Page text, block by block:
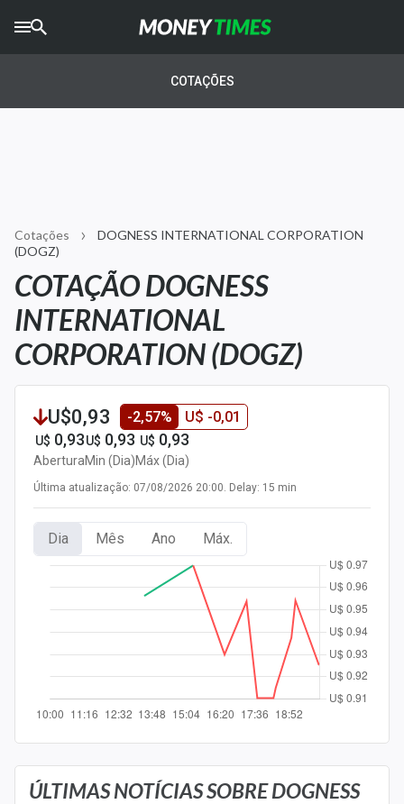
AGROTIMES
Newsletters
Money Trader
Anuncie
Newsletters
Cotações
Comprar ou vender?
Carteiras Recomendadas
Central de Fundos Imobiliários
Central dos IPOs
Mercados
COTAÇÕES
Cotações
DOGNESS INTERNATIONAL CORPORATION
(DOGZ)
COTAÇÃO DOGNESS
INTERNATIONAL
CORPORATION (DOGZ)
U$0,93 -2,57% U$ -0,01
U$ 0,93
Abertura
U$ 0,93
Min (Dia)
U$ 0,93
Máx (Dia)
Última atualização: 07/08/2026 20:00. Delay: 15 min
Dia Mês Ano Máx.
ÚLTIMAS NOTÍCIAS SOBRE DOGNESS